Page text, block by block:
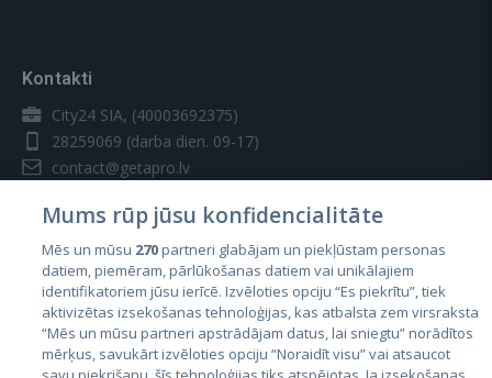
Kontakti
City24 SIA, (40003692375)
28259069 (darba dien. 09-17)
contact@getapro.lv
Valstis
Igaunija
Latvija
Mums rūp jūsu konfidencialitāte
Mēs un mūsu 270partneri glabājam un piekļūstam personas
datiem, piemēram, pārlūkošanas datiem vai unikālajiem
identifikatoriem jūsu ierīcē. Izvēloties opciju “Es piekrītu”, tiek
aktivizētas izsekošanas tehnoloģijas, kas atbalsta zem virsraksta
“Mēs un mūsu partneri apstrādājam datus, lai sniegtu” norādītos
mērķus, savukārt izvēloties opciju “Noraidīt visu” vai atsaucot